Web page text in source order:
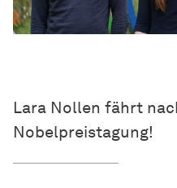
Lara Nollen fährt
Nobelpreistagung!